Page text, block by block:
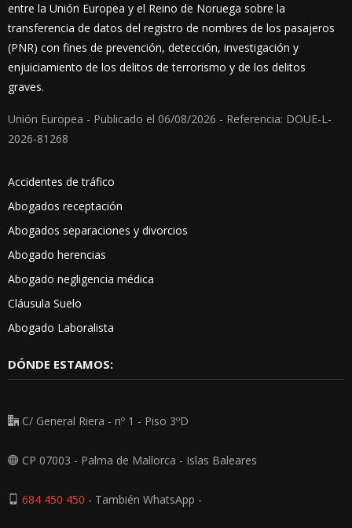
entre la Unión Europea y el Reino de Noruega sobre la
transferencia de datos del registro de nombres de los pasajeros
(PNR) con fines de prevención, detección, investigación y
enjuiciamiento de los delitos de terrorismo y de los delitos
graves.
Unión Europea - Publicado el 06/08/2026 - Referencia: DOUE-L-
2026-81268
Accidentes de tráfico
Abogados receptación
Abogados separaciones y divorcios
Abogado herencias
Abogado negligencia médica
Cláusula Suelo
Abogado Laboralista
DÓNDE ESTAMOS:
C/ General Riera - nº 1 - Piso 3ºD
CP 07003 - Palma de Mallorca - Islas Baleares
684 450 450 - También WhatsApp -